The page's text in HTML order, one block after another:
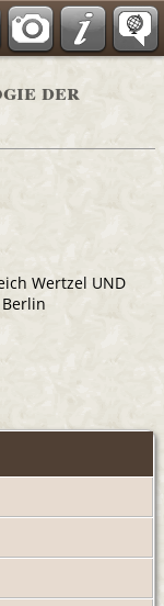
der
Wertzel UND